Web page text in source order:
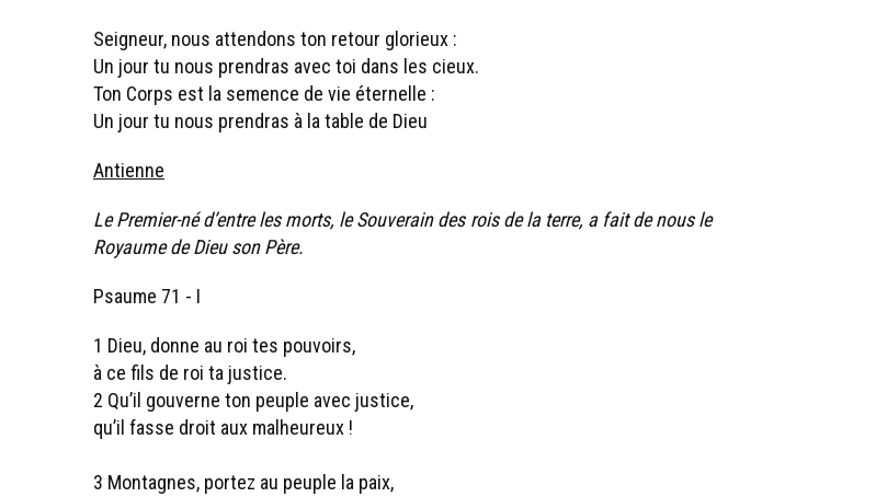
Seigneur, nous attendons ton retour glorieux :
Un jour tu nous prendras avec toi dans les cieux.
Ton Corps est la semence de vie éternelle :
Un jour tu nous prendras à la table de Dieu
Antienne
Le Premier-né d’entre les morts, le Souverain des rois de la terre, a fait de nous le
Royaume de Dieu son Père.
Psaume 71 - I
1 Dieu, donne au roi tes pouvoirs,
à ce fils de roi ta justice.
2 Qu’il gouverne ton peuple avec justice,
qu’il fasse droit aux malheureux !
3 Montagnes, portez au peuple la paix,